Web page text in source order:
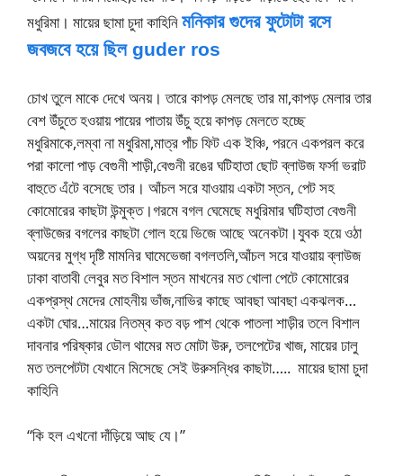
মধুরিমা। মায়ের ছামা চুদা কাহিনিমনিকার গুদের ফুটোটা রসে
জবজবে হয়ে ছিল guder ros
চোখ তুলে মাকে দেখে অনয়। তারে কাপড় মেলছে তার মা,কাপড় মেলার তার
বেশ উঁচুতে হওয়ায় পায়ের পাতায় উঁচু হয়ে কাপড় মেলতে হচ্ছে
মধুরিমাকে,লম্বা না মধুরিমা,মাত্র পাঁচ ফিট এক ইঞ্চি, পরনে একপরল করে
পরা কালো পাড় বেগুনী শাড়ী,বেগুনী রঙের ঘটিহাতা ছোট ব্লাউজ ফর্সা ভরাট
বাহুতে এঁটে বসেছে তার। আঁচল সরে যাওয়ায় একটা স্তন, পেট সহ
কোমোরের কাছটা উন্মুক্ত।গরমে বগল ঘেমেছে মধুরিমার ঘটিহাতা বেগুনী
ব্লাউজের বগলের কাছটা গোল হয়ে ভিজে আছে অনেকটা।যুবক হয়ে ওঠা
অয়নের মুগ্ধ দৃষ্টি মামনির ঘামেভেজা বগলতলি,আঁচল সরে যাওয়ায় ব্লাউজ
ঢাকা বাতাবী লেবুর মত বিশাল স্তন মাখনের মত খোলা পেটে কোমোরের
একপ্রস্থ মেদের মোহনীয় ভাঁজ,নাভির কাছে আবছা আবছা একঝলক…
একটা ঘোর…মায়ের নিতম্ব কত বড় পাশ থেকে পাতলা শাড়ীর তলে বিশাল
দাবনার পরিষ্কার ডৌল থামের মত মোটা উরু, তলপেটের খাজ, মায়ের ঢালু
মত তলপেটটা যেখানে মিসেছে সেই উরুসন্ধির কাছটা….. মায়ের ছামা চুদা
কাহিনি
“কি হল এখনো দাঁড়িয়ে আছ যে।”